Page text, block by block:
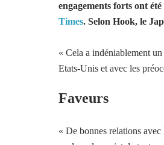
engagements forts ont
Times. Selon Hook, le
« Cela a indéniablement
Etats-Unis et avec les
Faveurs
« De bonnes relations